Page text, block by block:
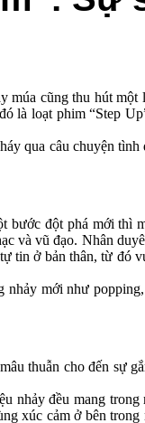
cũng thu hút
loạt phim “Step
qua câu chuyện
đột phá mới thì
và vũ đạo. Nhân
tin ở bản thân, từ
mới như
thuẫn cho đến sự
đều mang
xúc cảm ở bên